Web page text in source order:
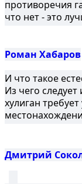
противоречия
что нет - это
Роман Хабаров
И что такое
Из чего следует
хулиган
Дмитрий